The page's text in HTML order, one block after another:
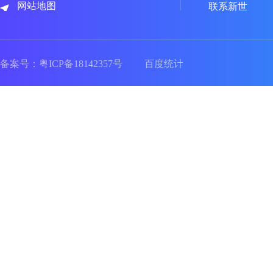
网站地图 联系新世
备案号： 粤ICP备18142357号 百度统计